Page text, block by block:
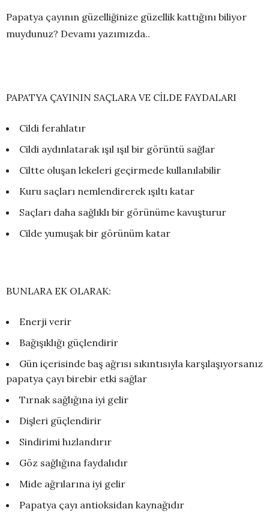
Papatya çayının güzelliğinize güzellik kattığını biliyor
muydunuz? Devamı yazımızda..
PAPATYA ÇAYININ SAÇLARA VE CİLDE FAYDALARI
Cildi ferahlatır
Cildi aydınlatarak ışıl ışıl bir görüntü sağlar
Ciltte oluşan lekeleri geçirmede kullanılabilir
Kuru saçları nemlendirerek ışıltı katar
Saçları daha sağlıklı bir görünüme kavuşturur
Cilde yumuşak bir görünüm katar
BUNLARA EK OLARAK:
Enerji verir
Bağışıklığı güçlendirir
Gün içerisinde baş ağrısı sıkıntısıyla karşılaşıyorsanız
papatya çayı birebir etki sağlar
Tırnak sağlığına iyi gelir
Dişleri güçlendirir
Sindirimi hızlandırır
Göz sağlığına faydalıdır
Mide ağrılarına iyi gelir
Papatya çayı antioksidan kaynağıdır